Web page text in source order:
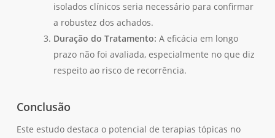
isolados clínicos seria necessário para confirmar
a robustez dos achados.
Duração do Tratamento: A eficácia em longo
prazo não foi avaliada, especialmente no que diz
respeito ao risco de recorrência.
Conclusão
Este estudo destaca o potencial de terapias tópicas no